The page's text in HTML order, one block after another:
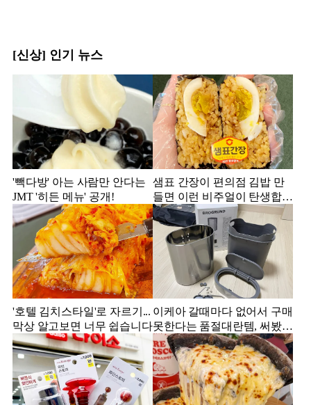
[신상] 인기 뉴스
'빽다방' 아는 사람만 안다는
JMT '히든 메뉴' 공개!
샘표 간장이 편의점 김밥 만
들면 이런 비주얼이 탄생합니
다.
'호텔 김치스타일'로 자르기...
막상 알고보면 너무 쉽습니다
이케아 갈때마다 없어서 구매
못한다는 품절대란템, 써봤더
니...